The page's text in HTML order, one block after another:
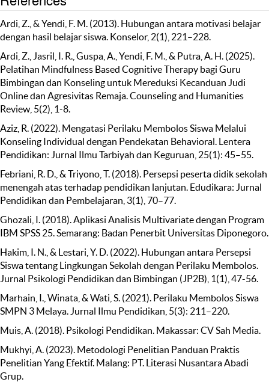
Ardi, Z., & Yendi, F. M. (2013). Hubungan antara motivasi belajar
dengan hasil belajar siswa. Konselor, 2(1), 221–228.
Ardi, Z., Jasril, I. R., Guspa, A., Yendi, F. M., & Putra, A. H. (2025).
Pelatihan Mindfulness Based Cognitive Therapy bagi Guru
Bimbingan dan Konseling untuk Mereduksi Kecanduan Judi
Online dan Agresivitas Remaja. Counseling and Humanities
Review, 5(2), 1-8.
Aziz, R. (2022). Mengatasi Perilaku Membolos Siswa Melalui
Konseling Individual dengan Pendekatan Behavioral. Lentera
Pendidikan: Jurnal Ilmu Tarbiyah dan Keguruan, 25(1): 45–55.
Febriani, R. D., & Triyono, T. (2018). Persepsi peserta didik sekolah
menengah atas terhadap pendidikan lanjutan. Edudikara: Jurnal
Pendidikan dan Pembelajaran, 3(1), 70–77.
Ghozali, I. (2018). Aplikasi Analisis Multivariate dengan Program
IBM SPSS 25. Semarang: Badan Penerbit Universitas Diponegoro.
Hakim, I. N., & Lestari, Y. D. (2022). Hubungan antara Persepsi
Siswa tentang Lingkungan Sekolah dengan Perilaku Membolos.
Jurnal Psikologi Pendidikan dan Bimbingan (JP2B), 1(1), 47-56.
Marhain, I., Winata, & Wati, S. (2021). Perilaku Membolos Siswa
SMPN 3 Melaya. Jurnal Ilmu Pendidikan, 5(3): 211–220.
Muis, A. (2018). Psikologi Pendidikan. Makassar: CV Sah Media.
Mukhyi, A. (2023). Metodologi Penelitian Panduan Praktis
Penelitian Yang Efektif. Malang: PT. Literasi Nusantara Abadi
Grup.